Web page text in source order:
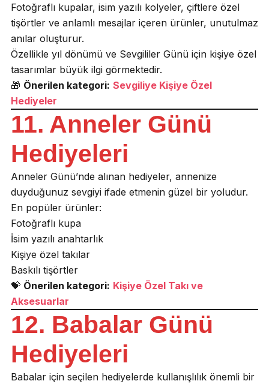
Fotoğraflı kupalar, isim yazılı kolyeler, çiftlere özel
tişörtler ve anlamlı mesajlar içeren ürünler, unutulmaz
anılar oluşturur.
Özellikle yıl dönümü ve Sevgililer Günü için kişiye özel
tasarımlar büyük ilgi görmektedir.
🎁 Önerilen kategori: Sevgiliye Kişiye Özel
Hediyeler
11. Anneler Günü
Hediyeleri
Anneler Günü’nde alınan hediyeler, annenize
duyduğunuz sevgiyi ifade etmenin güzel bir yoludur.
En popüler ürünler:
Fotoğraflı kupa
İsim yazılı anahtarlık
Kişiye özel takılar
Baskılı tişörtler
💝 Önerilen kategori: Kişiye Özel Takı ve
Aksesuarlar
12. Babalar Günü
Hediyeleri
Babalar için seçilen hediyelerde kullanışlılık önemli bir